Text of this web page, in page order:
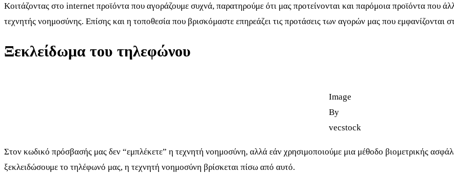
Κοιτάζοντας στο internet προϊόντα που αγοράζουμε συχνά, παρατηρούμε ότι μας προτείνονται και παρόμοια προϊόντα που
τεχνητής νοημοσύνης. Επίσης και η τοποθεσία που βρισκόμαστε επηρεάζει τις προτάσεις των αγορών μας που εμφανίζονται
Ξεκλείδωμα του τηλεφώνου
Image
By
vecstock
Στον κωδικό πρόσβασής μας δεν “εμπλέκετε” η τεχνητή νοημοσύνη, αλλά εάν χρησιμοποιούμε μια μέθοδο βιομετρικής
ξεκλειδώσουμε το τηλέφωνό μας, η τεχνητή νοημοσύνη βρίσκεται πίσω από αυτό.